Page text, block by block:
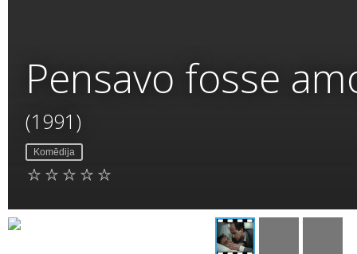
Pensavo fosse
(1991)
Komēdija